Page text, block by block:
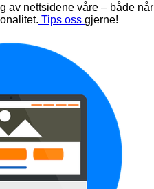
av nettsidene våre – både når
Tips oss gjerne!